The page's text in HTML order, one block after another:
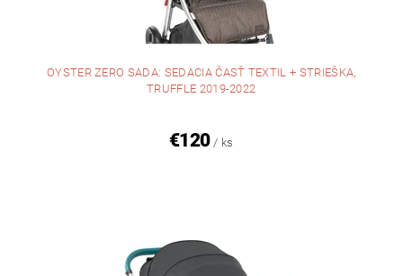
OYSTER ZERO SADA: SEDACIA ČASŤ TEXTIL + STRIEŠKA,
TRUFFLE 2019-2022
€120 / ks